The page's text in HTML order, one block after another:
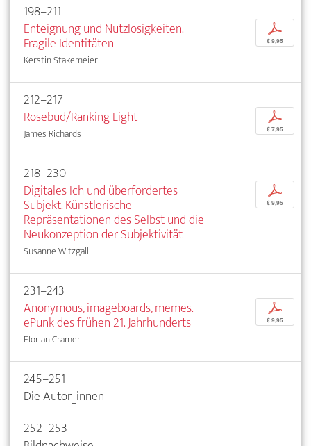
198–211
Enteignung und Nutzlosigkeiten.
Fragile Identitäten
Kerstin Stakemeier
p
€ 9,95
212–217
Rosebud/Ranking Light
James Richards
p
€ 7,95
218–230
Digitales Ich und überfordertes
Subjekt. Künstlerische
Repräsentationen des Selbst und die
Neukonzeption der Subjektivität
Susanne Witzgall
p
€ 9,95
231–243
Anonymous, imageboards, memes.
ePunk des frühen 21. Jahrhunderts
Florian Cramer
p
€ 9,95
245–251
Die Autor_innen
252–253